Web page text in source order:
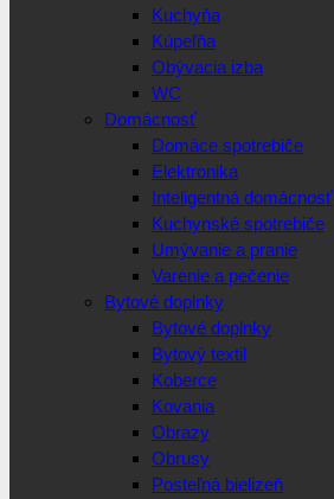
Kuchyňa
Kúpeľňa
Obývacia izba
WC
Domácnosť
Domáce spotrebiče
Elektronika
Inteligentná domácnosť
Kuchynské spotrebiče
Umývanie a pranie
Varenie a pečenie
Bytové doplnky
Bytové doplnky
Bytový textil
Koberce
Kovania
Obrazy
Obrusy
Posteľná bielizeň